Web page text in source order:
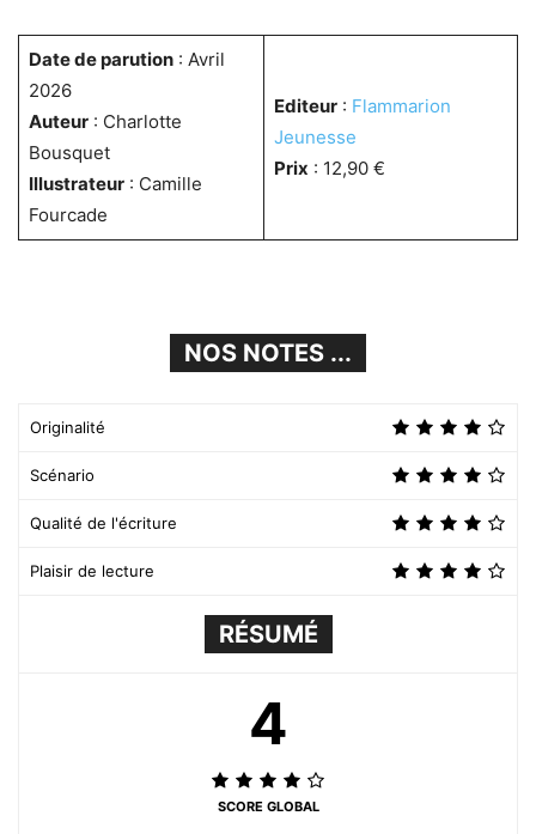
Date de parution: Avril
2026
Auteur: Charlotte
Bousquet
Illustrateur: Camille
Fourcade
Editeur: Flammarion
Jeunesse
Prix : 12,90 €
NOS NOTES ...
Originalité
Scénario
Qualité de l'écriture
Plaisir de lecture
RÉSUMÉ
4
SCORE GLOBAL